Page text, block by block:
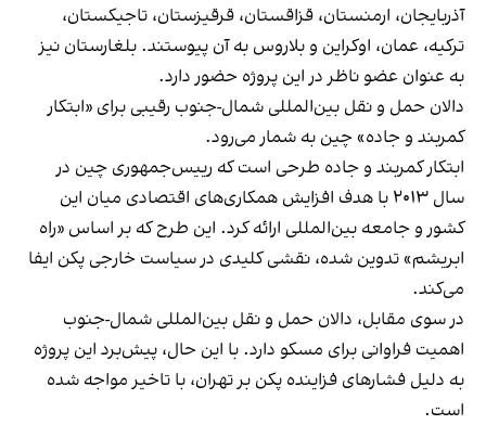
آذربایجان، ارمنستان، قزاقستان، قرقیزستان، تاجیکستان،
ترکیه، عمان، اوکراین و بلاروس به آن پیوستند. بلغارستان نیز
به عنوان عضو ناظر در این پروژه حضور دارد.
دالان حمل و نقل بین‌المللی شمال-جنوب رقیبی برای «ابتکار
کمربند و جاده» چین به شمار می‌رود.
ابتکار کمربند و جاده طرحی است که رییس‌جمهوری چین در
سال ۲۰۱۳ با هدف افزایش همکاری‌های اقتصادی میان این
کشور و جامعه بین‌المللی ارائه کرد. این طرح که بر اساس «راه
ابریشم» تدوین شده، نقشی کلیدی در سیاست خارجی پکن ایفا
می‌کند.
در سوی مقابل، دالان حمل و نقل بین‌المللی شمال-جنوب
اهمیت فراوانی برای مسکو دارد. با این حال، پیش‌برد این پروژه
به دلیل فشارهای فزاینده پکن بر تهران، با تاخیر مواجه شده
است.